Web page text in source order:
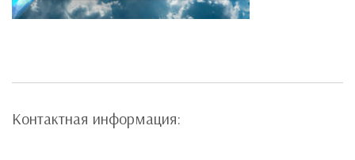
Контактная информация: